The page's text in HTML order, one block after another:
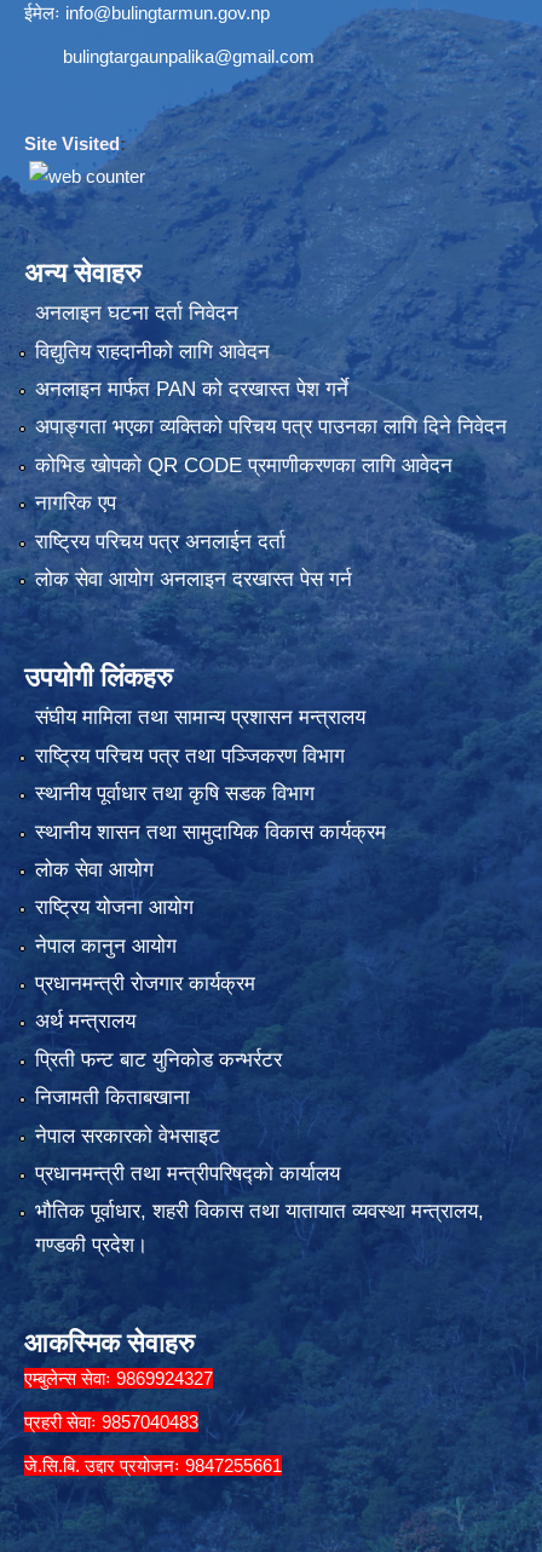
ईमेलः info@bulingtarmun.gov.np
bulingtargaunpalika@gmail.com
Site Visited:
अन्य सेवाहरु
अनलाइन घटना दर्ता निवेदन
विद्युतिय राहदानीको लागि आवेदन
अनलाइन मार्फत PAN को दरखास्त पेश गर्ने
अपाङ्गता भएका व्यक्तिको परिचय पत्र पाउनका लागि दिने निवेदन
कोभिड खोपको QR CODE प्रमाणीकरणका लागि आवेदन
नागरिक एप
राष्ट्रिय परिचय पत्र अनलाईन दर्ता
लोक सेवा आयोग अनलाइन दरखास्त पेस गर्न
उपयोगी लिंकहरु
संघीय मामिला तथा सामान्य प्रशासन मन्त्रालय
राष्ट्रिय परिचय पत्र तथा पञ्जिकरण विभाग
स्थानीय पूर्वाधार तथा कृषि सडक विभाग
स्थानीय शासन तथा सामुदायिक विकास कार्यक्रम
लोक सेवा आयोग
राष्ट्रिय योजना आयोग
नेपाल कानुन आयोग
प्रधानमन्त्री रोजगार कार्यक्रम
अर्थ मन्त्रालय
प्रिती फन्ट बाट युनिकोड कन्भर्रटर
निजामती किताबखाना
नेपाल सरकारको वेभसाइट
प्रधानमन्त्री तथा मन्त्रीपरिषद्को कार्यालय
भौतिक पूर्वाधार, शहरी विकास तथा यातायात व्यवस्था मन्त्रालय,
गण्डकी प्रदेश।
आकस्मिक सेवाहरु
एम्बुलेन्स सेवाः 9869924327
प्रहरी सेवाः 9857040483
जे.सि.बि. उद्दार प्रयोजनः 9847255661